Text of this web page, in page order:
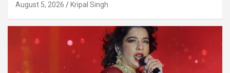
August 5, 2026 Kripal Singh